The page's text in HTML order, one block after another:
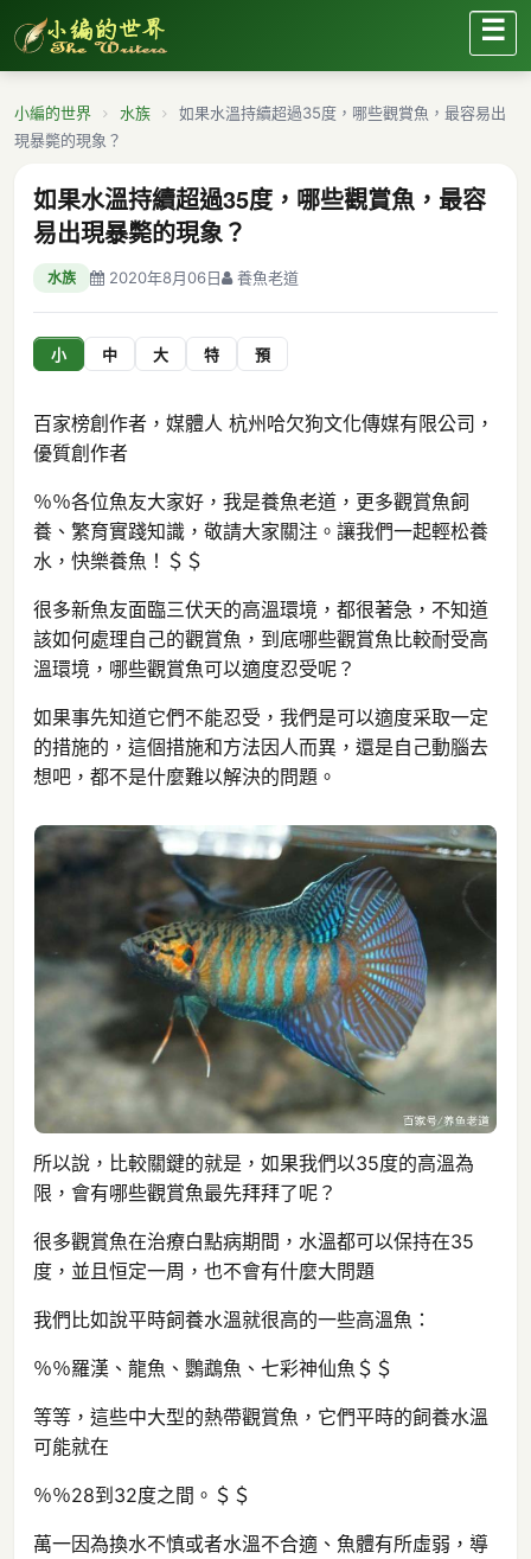
☰
小編的世界 水族
如果水溫持續超過35度，哪些觀賞魚，最容易出
現暴斃的現象？
如果水溫持續超過35度，哪些觀賞魚，最容
易出現暴斃的現象？
水族 2020年8月06日 養魚老道
小 中 大 特 預
百家榜創作者，媒體人 杭州哈欠狗文化傳媒有限公司，
優質創作者
％％各位魚友大家好，我是養魚老道，更多觀賞魚飼
養、繁育實踐知識，敬請大家關注。讓我們一起輕松養
水，快樂養魚！＄＄
很多新魚友面臨三伏天的高溫環境，都很著急，不知道
該如何處理自己的觀賞魚，到底哪些觀賞魚比較耐受高
溫環境，哪些觀賞魚可以適度忍受呢？
如果事先知道它們不能忍受，我們是可以適度采取一定
的措施的，這個措施和方法因人而異，還是自己動腦去
想吧，都不是什麼難以解決的問題。
所以說，比較關鍵的就是，如果我們以35度的高溫為
限，會有哪些觀賞魚最先拜拜了呢？
很多觀賞魚在治療白點病期間，水溫都可以保持在35
度，並且恒定一周，也不會有什麼大問題
我們比如說平時飼養水溫就很高的一些高溫魚：
％％羅漢、龍魚、鸚鵡魚、七彩神仙魚＄＄
等等，這些中大型的熱帶觀賞魚，它們平時的飼養水溫
可能就在
％％28到32度之間。＄＄
萬一因為換水不慎或者水溫不合適、魚體有所虛弱，導